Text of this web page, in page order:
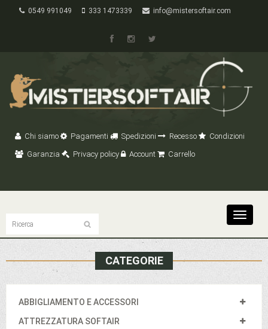
0549 991049 333 1473339 info@mistersoftair.com
Chi siamo Pagamenti Spedizioni Recesso
Condizioni
Garanzia
Privacy policy Account Carrello
Toggle
CATEGORIE
ABBIGLIAMENTO E ACCESSORI
ATTREZZATURA SOFTAIR